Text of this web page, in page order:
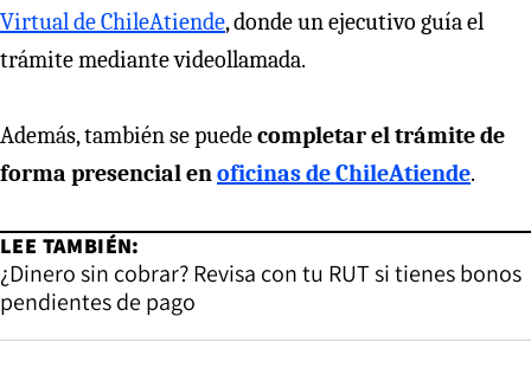
Virtual de ChileAtiende, donde un ejecutivo guía el
trámite mediante videollamada.
Además, también se puedecompletar el trámite de
forma presencial enoficinas de ChileAtiende.
LEE TAMBIÉN:
¿Dinero sin cobrar? Revisa con tu RUT si tienes bonos
pendientes de pago